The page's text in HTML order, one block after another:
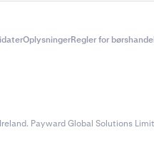
OplysningerRegler for
Payward Global Solutions